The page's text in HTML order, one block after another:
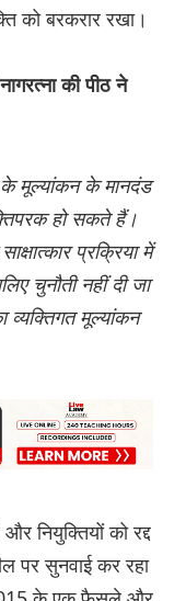
को बरकरार रखा।
की पीठ ने
के मूल्यांकन के मानदंड
हो सकते हैं।
प्रक्रिया में
चुनौती नहीं दी जा
व्यक्तिगत मूल्यांकन
नियुक्तियों को रद्द
पर सुनवाई कर रहा